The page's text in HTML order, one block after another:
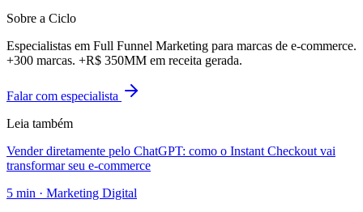
Sobre a Ciclo
Especialistas em Full Funnel Marketing para marcas de e-commerce.
+300 marcas. +R$ 350MM em receita gerada.
Falar com especialista
Leia também
Vender diretamente pelo ChatGPT: como o Instant Checkout vai
transformar seu e-commerce
5 min · Marketing Digital